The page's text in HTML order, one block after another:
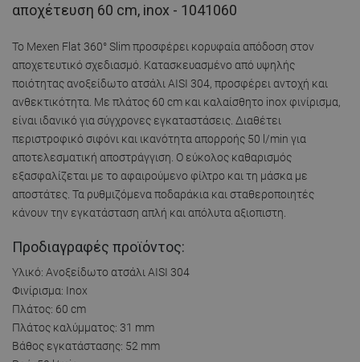
αποχέτευση 60 cm, inox - 1041060
Το Mexen Flat 360° Slim προσφέρει κορυφαία απόδοση στον
αποχετευτικό σχεδιασμό. Κατασκευασμένο από υψηλής
ποιότητας ανοξείδωτο ατσάλι AISI 304, προσφέρει αντοχή και
ανθεκτικότητα. Με πλάτος 60 cm και καλαίσθητο inox φινίρισμα,
είναι ιδανικό για σύγχρονες εγκαταστάσεις. Διαθέτει
περιστροφικό σιφόνι και ικανότητα απορροής 50 l/min για
αποτελεσματική αποστράγγιση. Ο εύκολος καθαρισμός
εξασφαλίζεται με το αφαιρούμενο φίλτρο και τη μάσκα με
αποστάτες. Τα ρυθμιζόμενα ποδαράκια και σταθεροποιητές
κάνουν την εγκατάσταση απλή και απόλυτα αξιοπιστη.
Προδιαγραφές προϊόντος:
Υλικό: Ανοξείδωτο ατσάλι AISI 304
Φινίρισμα: Inox
Πλάτος: 60 cm
Πλάτος καλύμματος: 31 mm
Βάθος εγκατάστασης: 52 mm